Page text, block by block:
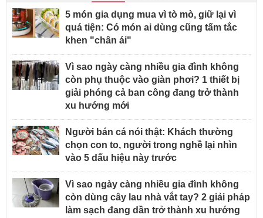
5 món gia dụng mua vì tò mò, giữ lại vì
quá tiện: Có món ai dùng cũng tấm tắc
khen "chân ái"
Vì sao ngày càng nhiều gia đình không
còn phụ thuộc vào giàn phơi? 1 thiết bị
giải phóng cả ban công đang trở thành
xu hướng mới
Người bán cá nói thật: Khách thường
chọn con to, người trong nghề lại nhìn
vào 5 dấu hiệu này trước
Vì sao ngày càng nhiều gia đình không
còn dùng cây lau nhà vắt tay? 2 giải pháp
làm sạch đang dần trở thành xu hướng